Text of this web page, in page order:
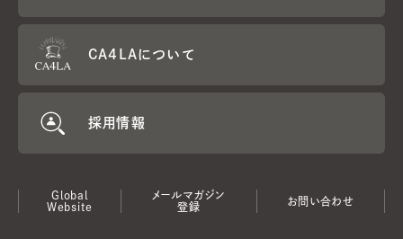
CA4LAについて
採用情報
Global
Website
メールマガジン
登録
お問い合わせ